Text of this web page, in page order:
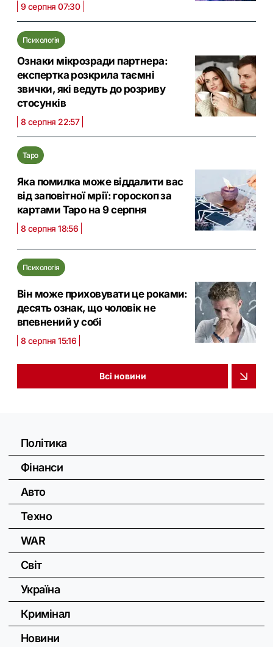
9 серпня 07:30
Психологія
Ознаки мікрозради партнера:
експертка розкрила таємні
звички, які ведуть до розриву
стосунків
8 серпня 22:57
Таро
Яка помилка може віддалити вас
від заповітної мрії: гороскоп за
картами Таро на 9 серпня
8 серпня 18:56
Психологія
Він може приховувати це роками:
десять ознак, що чоловік не
впевнений у собі
8 серпня 15:16
Всі новини
Політика
Фінанси
Авто
Техно
WAR
Світ
Україна
Кримінал
Новини